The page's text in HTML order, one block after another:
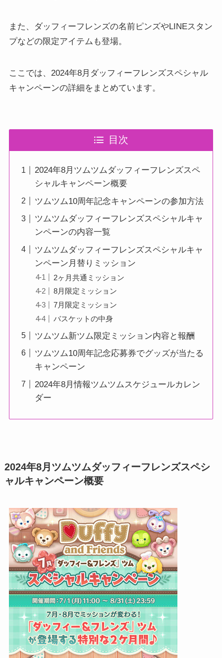
また、ダッフィーフレンズの名前ピンズやLINEスタン
プなどの限定アイテムも登場。
ここでは、2024年8月ダッフィーフレンズスペシャル
キャンペーンの詳細をまとめています。
目次
2024年8月ツムツムダッフィーフレンズスペ
シャルキャンペーン概要
ツムツム10周年記念キャンペーンの参加方法
ツムツムダッフィーフレンズスペシャルキャ
ンペーンの内容一覧
ツムツムダッフィーフレンズスペシャルキャ
ンペーン月替りミッション
2ヶ月共通ミッション
8月限定ミッション
7月限定ミッション
バスケットの中身
ツムツム新ツム限定ミッション内容と報酬
ツムツム10周年記念応募券でグッズが当たる
キャンペーン
2024年8月情報ツムツムスケジュールカレン
ダー
2024年8月ツムツムダッフィーフレンズスペシ
ャルキャンペーン概要